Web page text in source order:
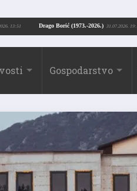
Drago Borić
ostatke 24.07.2026. 13:51
Gospodarstvo